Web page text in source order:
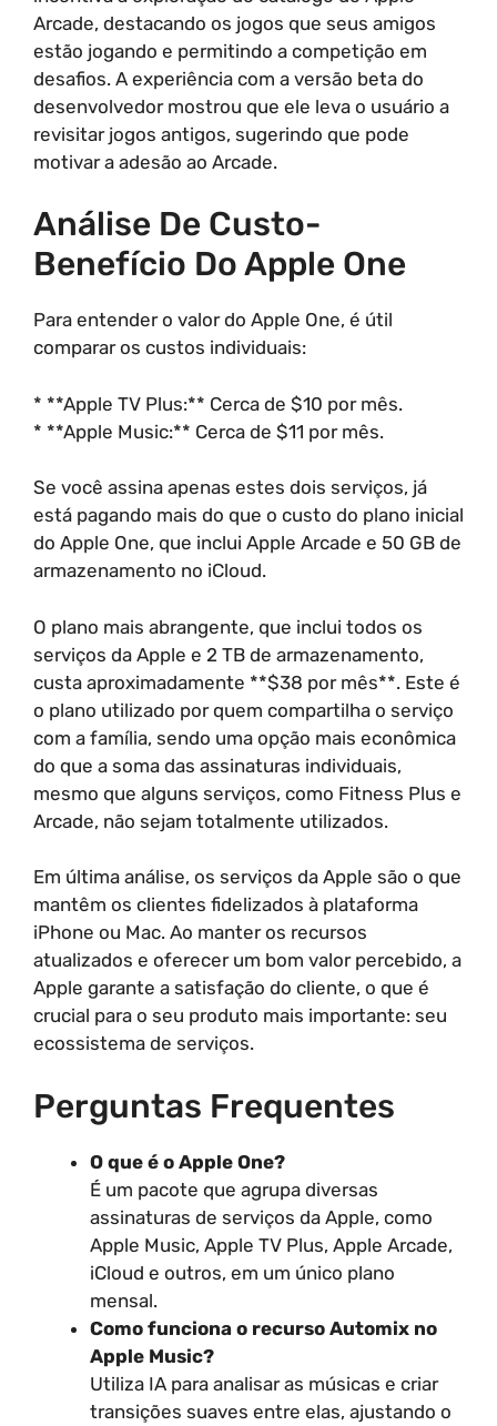
Arcade, destacando os jogos que seus amigos
estão jogando e permitindo a competição em
desafios. A experiência com a versão beta do
desenvolvedor mostrou que ele leva o usuário a
revisitar jogos antigos, sugerindo que pode
motivar a adesão ao Arcade.
Análise De Custo-
Benefício Do Apple One
Para entender o valor do Apple One, é útil
comparar os custos individuais:
* **Apple TV Plus:** Cerca de $10 por mês.
* **Apple Music:** Cerca de $11 por mês.
Se você assina apenas estes dois serviços, já
está pagando mais do que o custo do plano inicial
do Apple One, que inclui Apple Arcade e 50 GB de
armazenamento no iCloud.
O plano mais abrangente, que inclui todos os
serviços da Apple e 2 TB de armazenamento,
custa aproximadamente **$38 por mês**. Este é
o plano utilizado por quem compartilha o serviço
com a família, sendo uma opção mais econômica
do que a soma das assinaturas individuais,
mesmo que alguns serviços, como Fitness Plus e
Arcade, não sejam totalmente utilizados.
Em última análise, os serviços da Apple são o que
mantêm os clientes fidelizados à plataforma
iPhone ou Mac. Ao manter os recursos
atualizados e oferecer um bom valor percebido, a
Apple garante a satisfação do cliente, o que é
crucial para o seu produto mais importante: seu
ecossistema de serviços.
Perguntas Frequentes
O que é o Apple One?
É um pacote que agrupa diversas
assinaturas de serviços da Apple, como
Apple Music, Apple TV Plus, Apple Arcade,
iCloud e outros, em um único plano
mensal.
Como funciona o recurso Automix no
Apple Music?
Utiliza IA para analisar as músicas e criar
transições suaves entre elas, ajustando o